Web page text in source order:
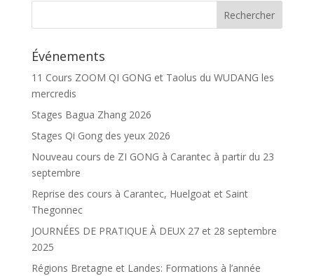
Événements
11 Cours ZOOM QI GONG et Taolus du WUDANG les
mercredis
Stages Bagua Zhang 2026
Stages Qi Gong des yeux 2026
Nouveau cours de ZI GONG à Carantec à partir du 23
septembre
Reprise des cours à Carantec, Huelgoat et Saint
Thegonnec
JOURNÉES DE PRATIQUE À DEUX 27 et 28 septembre
2025
Régions Bretagne et Landes: Formations à l’année